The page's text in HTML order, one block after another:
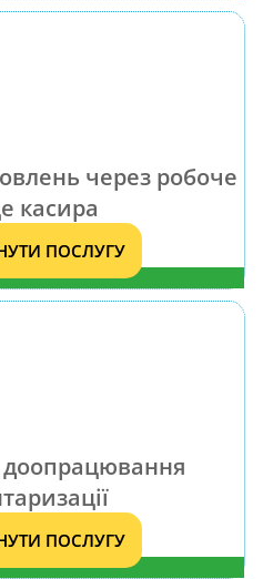
через робоче
касира
ПОСЛУГУ
ПОСЛУГУ